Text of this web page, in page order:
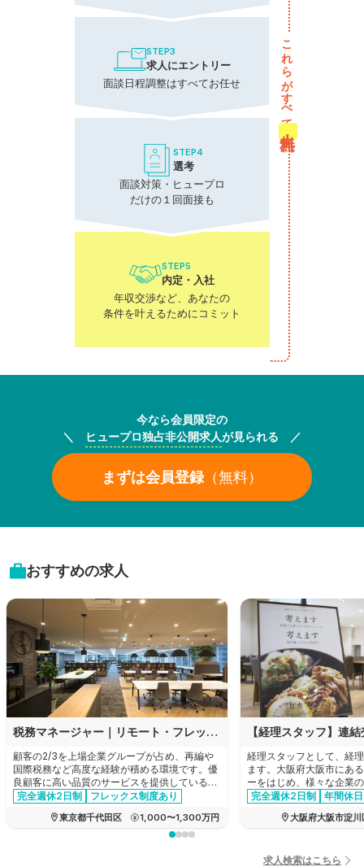
STEP3
求人にエントリー
面談日程調整はすべてお任せ
STEP4
選考
面談対策・ヒュープロ
だけの１回面接も
STEP5
内定・入社
年収交渉など、あなたの
条件を叶えるためにコミット
これらがすべて
無料！
今なら会員限定の
＼
ヒュープロ独占非公開求人が見られる ／
まずは会員登録（無料）
おすすめの求人
税務マネージャー｜リモート・フレックスあり｜顧客の2/3が上場グループ｜法人税務を主軸に希望に応じ再編や税務DDへも挑戦可
顧客の2/3を上場企業グループが占め、再編や
国際税務など高度な経験が積める環境です。優
良顧客に高い品質のサービスを提供しているた
め報酬水準も高く、同時に、リモートワークや
ね備えているため、キャリアとプライベートを
完全週休2日制
フレックス制度あり
育休・産休実績あり
管理職・マネージャー
年間休日120日以上
東京都千代田区 1,000〜1,300万円
経理スタッフとして、経
ます。大阪府大阪市にあ
ーをはじめ、様々な企業
産！新製品の企画から商
メーカーの求人です。
完全週休2日制
年間休
経験者優遇
家賃補助あ
大阪府大阪市淀川
求人検索はこちら